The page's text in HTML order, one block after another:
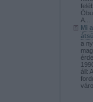
A...
Mi
a
áll: